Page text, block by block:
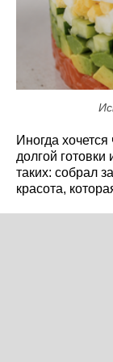
Иногда хочется
долгой
таких: собрал
красота,